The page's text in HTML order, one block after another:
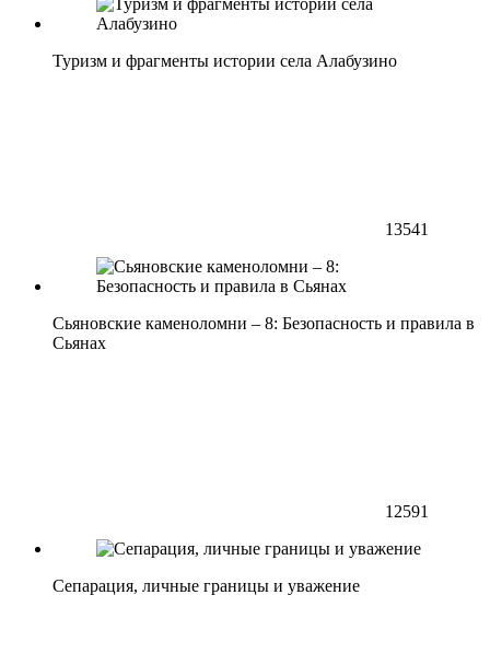
Туризм и фрагменты истории села Алабузино
13541
Сьяновские каменоломни – 8: Безопасность и правила в
Сьянах
12591
Сепарация, личные границы и уважение